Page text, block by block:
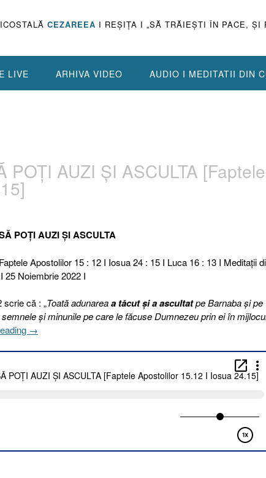
CEZAREEA I REŞIŢA I „SĂ TRĂIEŞTI ÎN PACE, ŞI
LIVE ARHIVA VIDEO AUDIO I MEDITATII DIN
POȚI AUZI ȘI ASCULTA [Faptele
POȚI AUZI ȘI ASCULTA
Apostolilor 15 : 12 I Iosua 24 : 15 I Luca 16 : 13 I Meditaţii
25 Noiembrie 2022 I
scrie că : „Toată adunareaa tăcut şi a ascultatpe Barnaba şi pe
şi minunile pe care le făcuse Dumnezeu prin ei în
„329.
SĂ
TACI
CA
ASCULTA
→